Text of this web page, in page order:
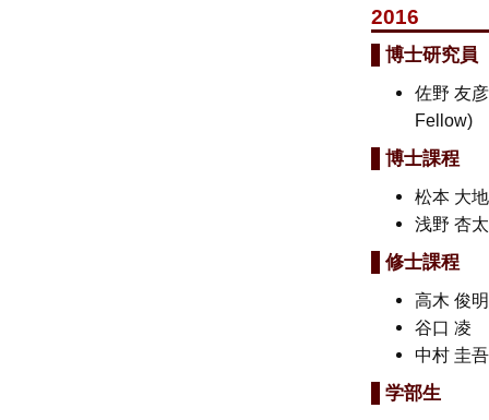
2016
博士研究員
佐野 友彦
Fellow)
博士課程
松本 大
浅野 杏
修士課程
高木 俊
谷口
中村 圭
学部生